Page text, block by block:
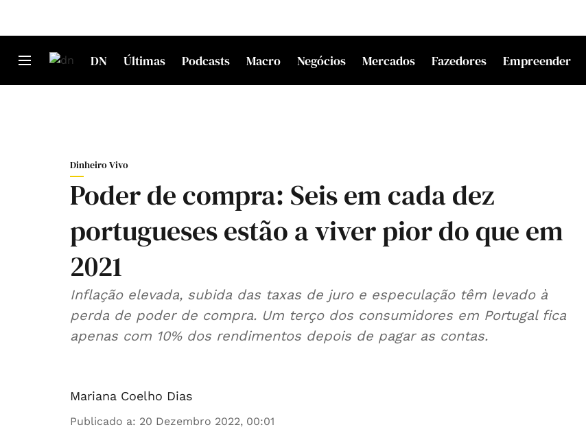
DN Últimas Podcasts Macro Negócios Mercados Fazedores Empreender
Dinheiro Vivo
Poder de compra: Seis em cada dez
portugueses estão a viver pior do que em
2021
Inflação elevada, subida das taxas de juro e especulação têm levado à
perda de poder de compra. Um terço dos consumidores em Portugal fica
apenas com 10% dos rendimentos depois de pagar as contas.
Mariana Coelho Dias
Publicado a: 20 Dezembro 2022, 00:01